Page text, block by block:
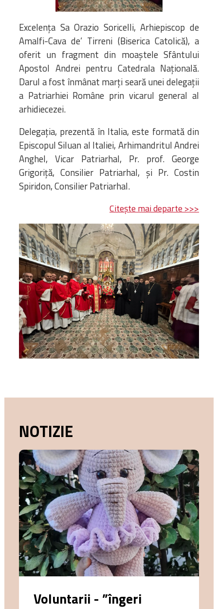
CONTATTI
Excelenţa Sa Orazio Soricelli, Arhiepiscop de
Amalfi-Cava de’ Tirreni (Biserica Catolică), a
oferit un fragment din moaștele Sfântului
Apostol Andrei pentru Catedrala Națională.
Darul a fost înmânat marți seară unei delegații
a Patriarhiei Române prin vicarul general al
arhidiecezei.
Delegația, prezentă în Italia, este formată din
Episcopul Siluan al Italiei, Arhimandritul Andrei
Anghel, Vicar Patriarhal, Pr. prof. George
Grigoriță, Consilier Patriarhal, și Pr. Costin
Spiridon, Consilier Patriarhal.
Citește mai departe >>>
NOTIZIE
Voluntarii - ”îngeri